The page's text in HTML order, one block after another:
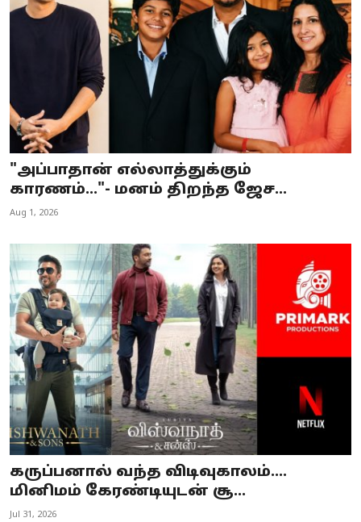
"அப்பாதான் எல்லாத்துக்கும்
காரணம்..."- மனம் திறந்த ஜேச...
Aug 1, 2026
கருப்பனால் வந்த விடிவுகாலம்....
மினிமம் கேரண்டியுடன் சூ...
Jul 31, 2026